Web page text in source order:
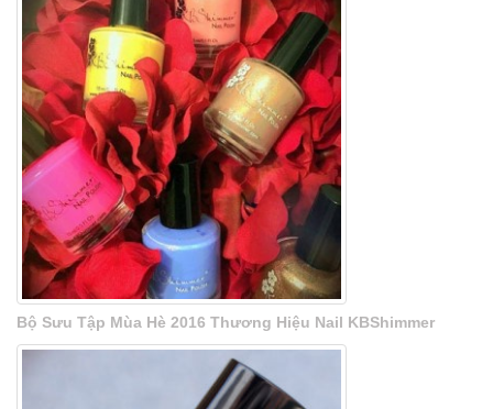
Bộ Sưu Tập Mùa Hè 2016 Thương Hiệu Nail KBShimmer